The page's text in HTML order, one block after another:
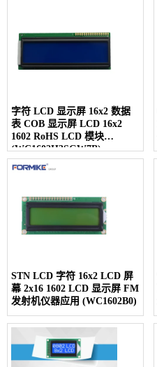
字符 LCD 显示屏 16x2 数据
表 COB 显示屏 LCD 16x2
1602 RoHS LCD 模块
(WC1602H3SGW7B)
STN LCD 字符 16x2 LCD 屏
幕 2x16 1602 LCD 显示屏 FM
发射机仪器应用 (WC1602B0)